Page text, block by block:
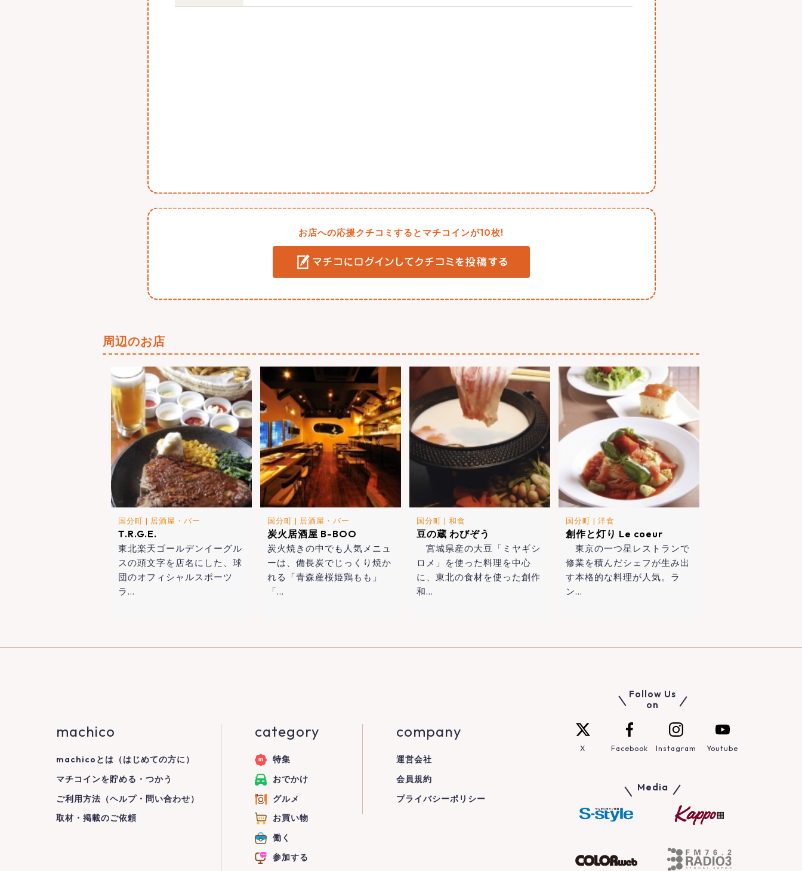
お店への応援クチコミするとマチコインが10枚!
周辺のお店
国分町 | 居酒屋・バー
T.R.G.E.
東北楽天ゴールデンイーグル
スの頭文字を店名にした、球
団のオフィシャルスポーツ
ラ…
国分町 | 居酒屋・バー
炭火居酒屋 B-BOO
炭火焼きの中でも人気メニュ
ーは、備長炭でじっくり焼か
れる「青森産桜姫鶏もも」
「…
国分町 | 和食
豆の蔵 わびぞう
宮城県産の大豆「ミヤギシ
ロメ」を使った料理を中心
に、東北の食材を使った創作
和…
国分町 | 洋食
創作と灯り Le coeur
東京の一つ星レストランで
修業を積んだシェフが生み出
す本格的な料理が人気。ラ
ン…
Follow Us
on
X Facebook Instagram Youtube
Media
machico
machicoとは（はじめての方に）
マチコインを貯める・つかう
ご利用方法（ヘルプ・問い合わせ）
取材・掲載のご依頼
category
特集
おでかけ
グルメ
お買い物
働く
参加する
company
運営会社
会員規約
プライバシーポリシー